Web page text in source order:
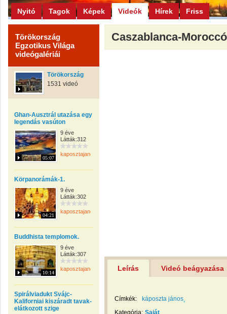
Nyitó Tagok Képek Videók Hírek Friss
Törökország
Egzotikus Világa
videógalériái
Törökország
1531 videó
Ghan-Ausztrál utazása egy
legendás vasúton
05:07
9 éve
Látták:312
kaposztajanos
Körpanorámák-1.
04:21
9 éve
Látták:302
kaposztajanos
Buddhista templomok.
10:14
9 éve
Látták:307
kaposztajanos
Spirálviadukt Svájc-
Kaliforniai kiszáradt tavak-
elátkozott szige
Caszablanca-
Leírás Videó beágyazása
Címkék:
káposzta jános
Kategória: Saját